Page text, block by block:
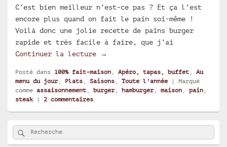
C’est bien meilleur n’est-ce pas ? Et ça l’est
encore plus quand on fait le pain soi-même !
Voilà donc une jolie recette de pains burger
rapide et très facile à faire, que j’ai
Continuer la lecture
Pains burger maison
→
Posté dans 100% fait-maison , Apéro, tapas, buffet , Au
menu du jour, Plats , Saisons , Toute l'année | Marqué
comme assaisonnement , burger, hamburger, maison , pain ,
steak
| 2 commentaires
Zone
principale
de
Recherche :
Rechercher